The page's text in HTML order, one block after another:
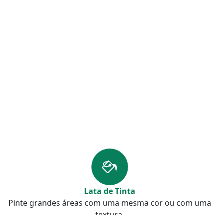
Lata de Tinta
Pinte grandes áreas com uma mesma cor ou com uma